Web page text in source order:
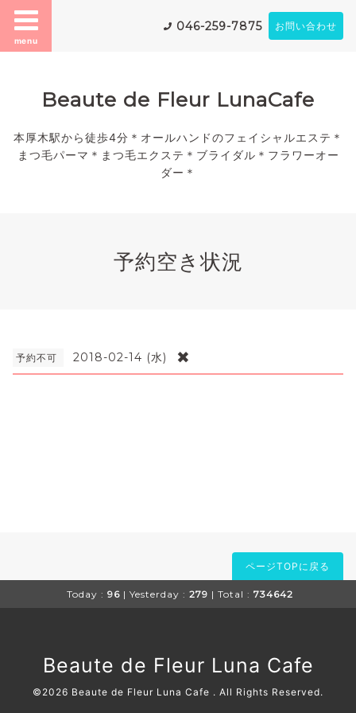
menu
046-259-7875 お問い合わせ
Beaute de Fleur LunaCafe
本厚木駅から徒歩4分＊オールハンドのフェイシャルエステ＊
まつ毛パーマ＊まつ毛エクステ＊ブライダル＊フラワーオー
ダー＊
予約空き状況
予約不可 2018-02-14 (水) ✖
ページTOPに戻る
Today : 96 | Yesterday : 279 | Total : 734642
Beaute de Fleur Luna Cafe
©2026 Beaute de Fleur Luna Cafe . All Rights Reserved.